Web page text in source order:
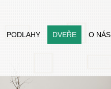
PODLAHY DVEŘE O NÁS